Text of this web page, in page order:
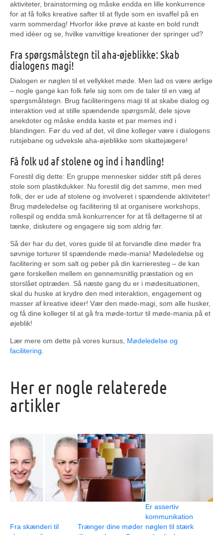
aktiviteter, brainstorming og måske endda en lille konkurrence
for at få folks kreative safter til at flyde som en isvaffel på en
varm sommerdag! Hvorfor ikke prøve at kaste en bold rundt
med idéer og se, hvilke vanvittige kreationer der springer ud?
Fra spørgsmålstegn til aha-øjeblikke: Skab
dialogens magi!
Dialogen er nøglen til et vellykket møde. Men lad os være ærlige
– nogle gange kan folk føle sig som om de taler til en væg af
spørgsmålstegn. Brug faciliteringens magi til at skabe dialog og
interaktion ved at stille spændende spørgsmål, dele sjove
anekdoter og måske endda kaste et par memes ind i
blandingen. Før du ved af det, vil dine kolleger være i dialogens
rutsjebane og udveksle aha-øjeblikke som skattejægere!
Få folk ud af stolene og ind i handling!
Forestil dig dette: En gruppe mennesker sidder stift på deres
stole som plastikdukker. Nu forestil dig det samme, men med
folk, der er ude af stolene og involveret i spændende aktiviteter!
Brug mødeledelse og facilitering til at organisere workshops,
rollespil og endda små konkurrencer for at få deltagerne til at
tænke, diskutere og engagere sig som aldrig før.
Så der har du det, vores guide til at forvandle dine møder fra
søvnige torturer til spændende møde-mania! Mødeledelse og
facilitering er som salt og peber på din karrieresteg – de kan
gøre forskellen mellem en gennemsnitlig præstation og en
storslået optræden. Så næste gang du er i mødesituationen,
skal du huske at krydre den med interaktion, engagement og
masser af kreative ideer! Vær den møde-magi, som alle husker,
og få dine kolleger til at gå fra møde-tortur til møde-mania på et
øjeblik!
Lær mere om dette på vores kursus, Mødeledelse og
facilitering
Her er nogle relaterede
artikler
Fra skænderi til
Trænger dine møder
Er assertiv
kommunikation
nøglen til stærk